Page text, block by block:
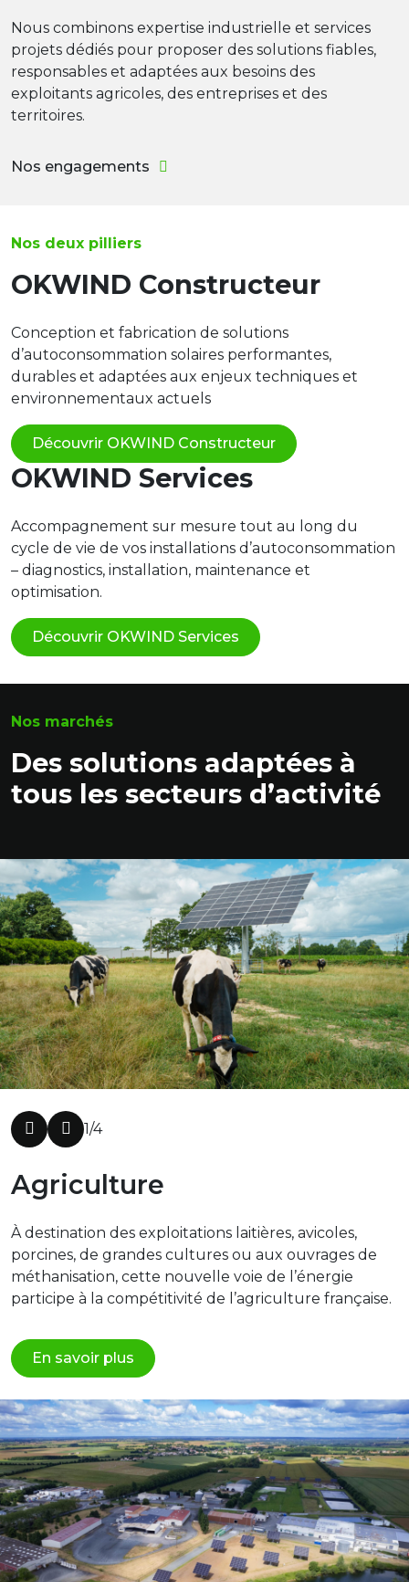
Nous combinons expertise industrielle et services
projets dédiés pour proposer des solutions fiables,
responsables et adaptées aux besoins des
exploitants agricoles, des entreprises et des
territoires.
Nos engagements
Nos deux pilliers
OKWIND Constructeur
Conception et fabrication de solutions
d’autoconsommation solaires performantes,
durables et adaptées aux enjeux techniques et
environnementaux actuels
Découvrir OKWIND Constructeur
OKWIND Services
Accompagnement sur mesure tout au long du
cycle de vie de vos installations d’autoconsommation
– diagnostics, installation, maintenance et
optimisation.
Découvrir OKWIND Services
Nos marchés
Des solutions adaptées à
tous les secteurs d’activité
Agriculture
À destination des exploitations laitières, avicoles,
porcines, de grandes cultures ou aux ouvrages de
méthanisation, cette nouvelle voie de l’énergie
participe à la compétitivité de l’agriculture française.
En savoir plus
1/4